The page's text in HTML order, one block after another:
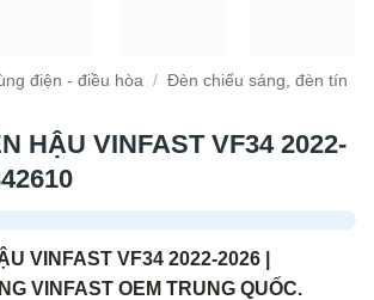
điện - điều hòa / Đèn chiếu sáng, đèn tín
HẬU VINFAST VF34 2022-
VINFAST VF34 2022-2026 |
VINFAST OEM TRUNG QUỐC.